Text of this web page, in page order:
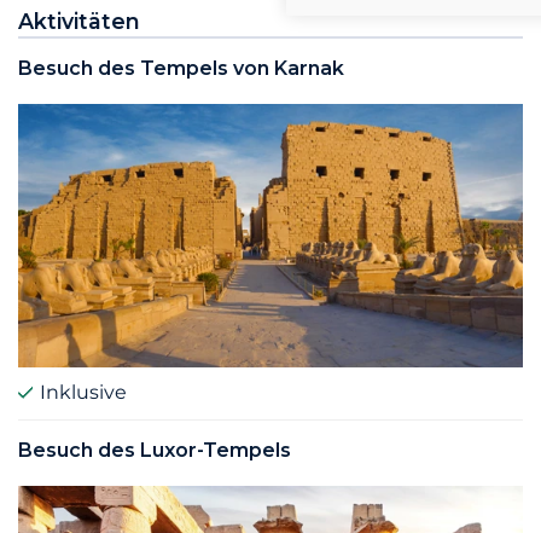
Aktivitäten
Besuch des Tempels von Karnak
Inklusive
Besuch des Luxor-Tempels